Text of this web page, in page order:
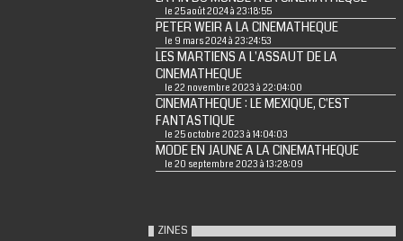
le 25 août 2024 à 23:18:55
PETER WEIR A LA CINEMATHEQUE
le 9 mars 2024 à 23:24:53
LES MARTIENS A L'ASSAUT DE LA
CINEMATHEQUE
le 22 novembre 2023 à 22:04:00
CINEMATHEQUE : LE MEXIQUE, C'EST
FANTASTIQUE
le 25 octobre 2023 à 14:04:03
MODE EN JAUNE A LA CINEMATHEQUE
le 20 septembre 2023 à 13:28:09
ZINES